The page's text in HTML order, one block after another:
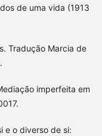
de uma vida (1913
Tradução Marcia de
imperfeita em
e o diverso de si: